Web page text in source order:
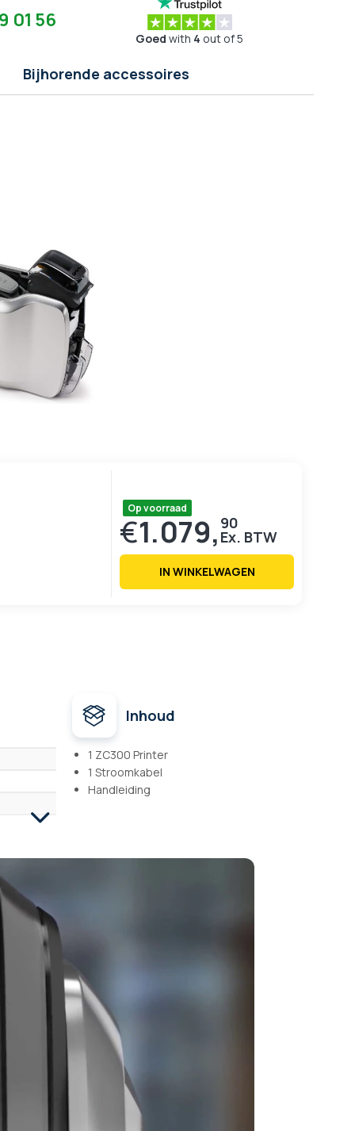
01 56
Goed with 4 out of 5
Bijhorende accessoires
Op voorraad
€1.079, 90
IN WINKELWAGEN
Inhoud
1 ZC300 Printer
1 Stroomkabel
Handleiding